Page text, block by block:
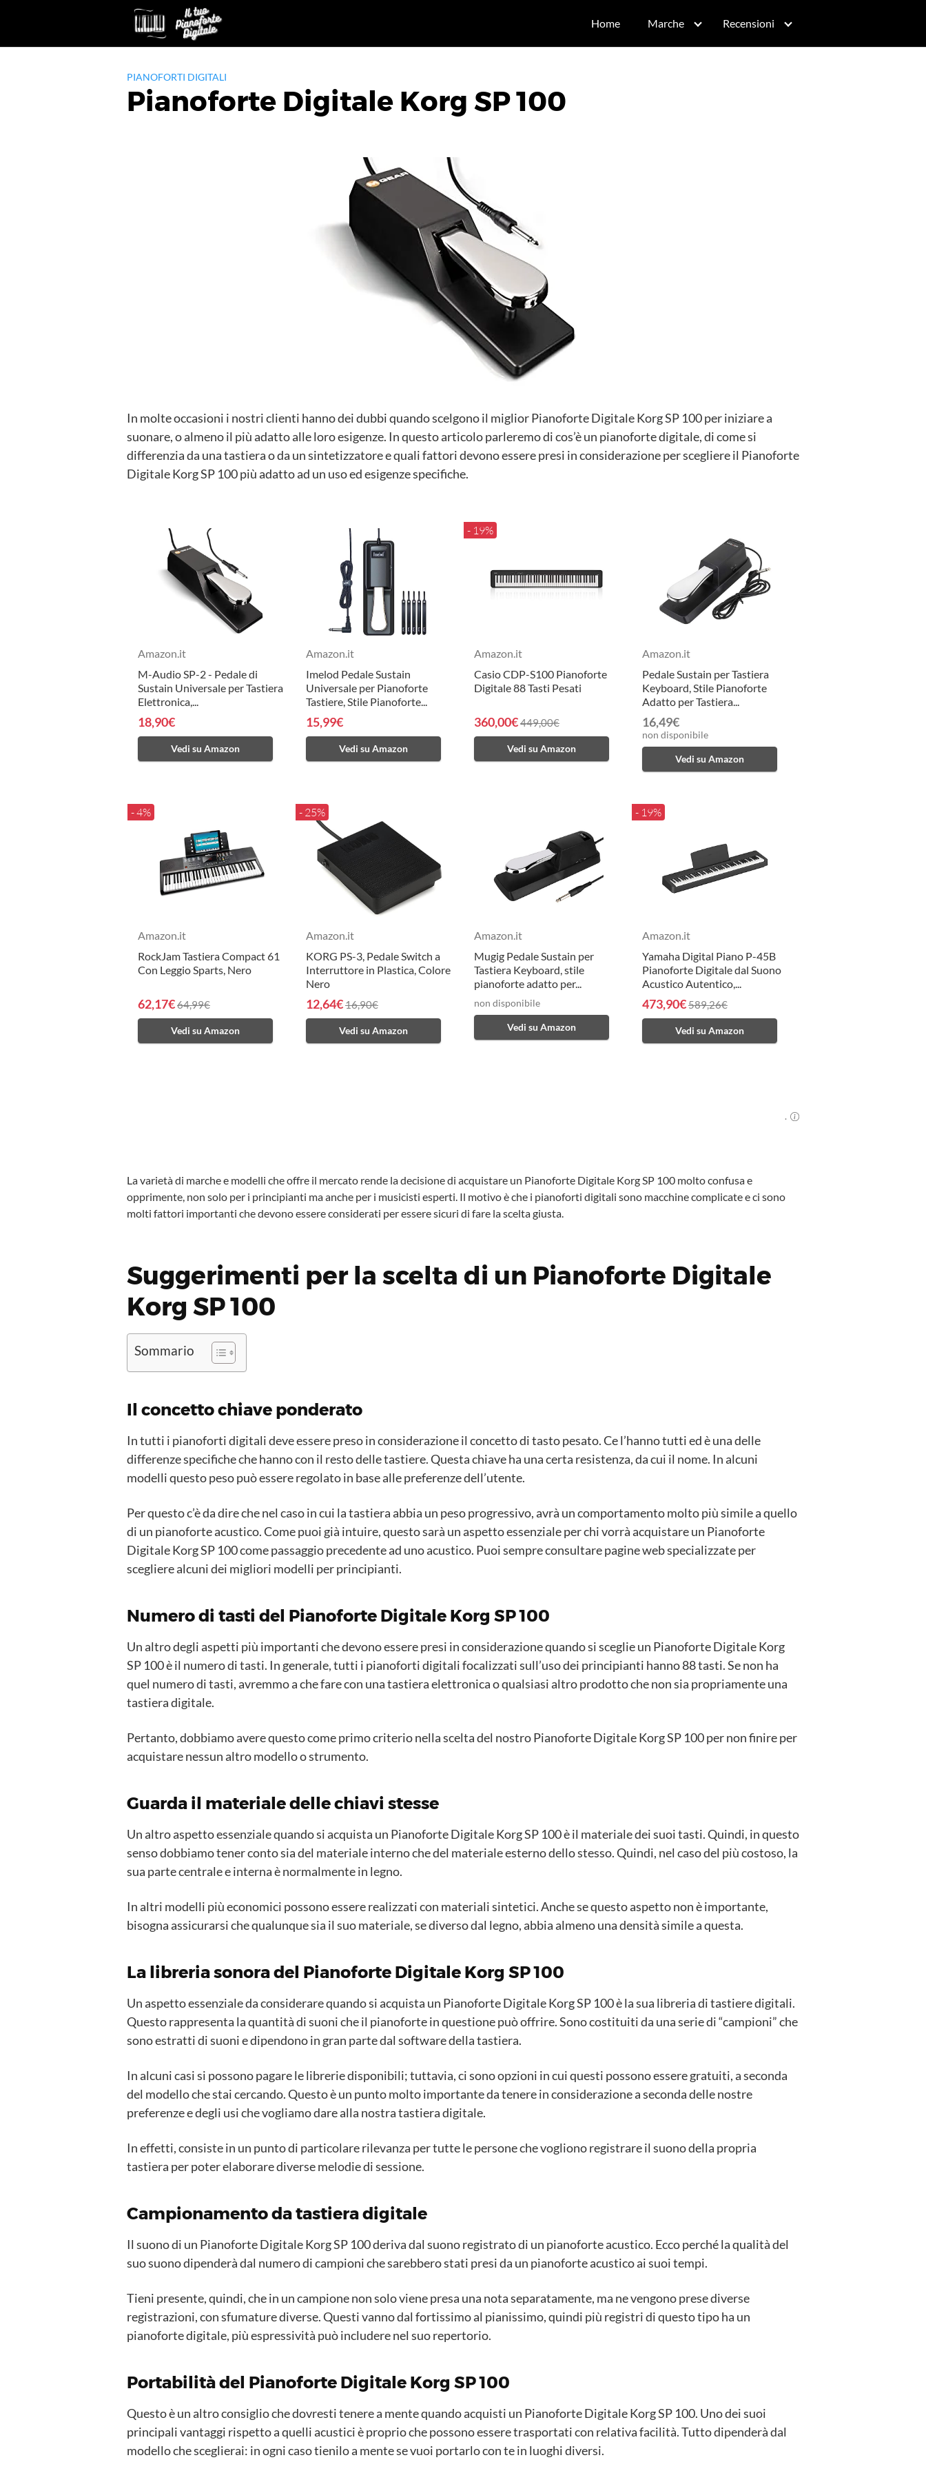
Home Marche Recensioni
PIANOFORTI DIGITALI
Pianoforte Digitale Korg SP 100
In molte occasioni i nostri clienti hanno dei dubbi quando scelgono il miglior Pianoforte Digitale Korg SP 100 per iniziare a
suonare, o almeno il più adatto alle loro esigenze. In questo articolo parleremo di cos’è un pianoforte digitale, di come si
differenzia da una tastiera o da un sintetizzatore e quali fattori devono essere presi in considerazione per scegliere il Pianoforte
Digitale Korg SP 100 più adatto ad un uso ed esigenze specifiche.
Amazon.it
M-Audio SP-2 - Pedale di
Sustain Universale per Tastiera
Elettronica,...
18,90€
Vedi su Amazon
Amazon.it
Imelod Pedale Sustain
Universale per Pianoforte
Tastiere, Stile Pianoforte...
15,99€
Vedi su Amazon
- 19%
Amazon.it
Casio CDP-S100 Pianoforte
Digitale 88 Tasti Pesati
360,00€449,00€
Vedi su Amazon
Amazon.it
Pedale Sustain per Tastiera
Keyboard, Stile Pianoforte
Adatto per Tastiera...
16,49€
non disponibile
Vedi su Amazon
- 4%
Amazon.it
RockJam Tastiera Compact 61
Con Leggio Sparts, Nero
62,17€64,99€
Vedi su Amazon
- 25%
Amazon.it
KORG PS-3, Pedale Switch a
Interruttore in Plastica, Colore
Nero
12,64€16,90€
Vedi su Amazon
Amazon.it
Mugig Pedale Sustain per
Tastiera Keyboard, stile
pianoforte adatto per...
non disponibile
Vedi su Amazon
- 19%
Amazon.it
Yamaha Digital Piano P-45B
Pianoforte Digitale dal Suono
Acustico Autentico,...
473,90€589,26€
Vedi su Amazon
.
La varietà di marche e modelli che offre il mercato rende la decisione di acquistare un Pianoforte Digitale Korg SP 100 molto confusa e
opprimente, non solo per i principianti ma anche per i musicisti esperti. Il motivo è che i pianoforti digitali sono macchine complicate e ci sono
molti fattori importanti che devono essere considerati per essere sicuri di fare la scelta giusta.
Suggerimenti per la scelta di un Pianoforte Digitale
Korg SP 100
Sommario
Il concetto chiave ponderato
In tutti i pianoforti digitali deve essere preso in considerazione il concetto di tasto pesato. Ce l’hanno tutti ed è una delle
differenze specifiche che hanno con il resto delle tastiere. Questa chiave ha una certa resistenza, da cui il nome. In alcuni
modelli questo peso può essere regolato in base alle preferenze dell’utente.
Per questo c’è da dire che nel caso in cui la tastiera abbia un peso progressivo, avrà un comportamento molto più simile a quello
di un pianoforte acustico. Come puoi già intuire, questo sarà un aspetto essenziale per chi vorrà acquistare un Pianoforte
Digitale Korg SP 100 come passaggio precedente ad uno acustico. Puoi sempre consultare pagine web specializzate per
scegliere alcuni dei migliori modelli per principianti.
Numero di tasti del Pianoforte Digitale Korg SP 100
Un altro degli aspetti più importanti che devono essere presi in considerazione quando si sceglie un Pianoforte Digitale Korg
SP 100 è il numero di tasti. In generale, tutti i pianoforti digitali focalizzati sull’uso dei principianti hanno 88 tasti. Se non ha
quel numero di tasti, avremmo a che fare con una tastiera elettronica o qualsiasi altro prodotto che non sia propriamente una
tastiera digitale.
Pertanto, dobbiamo avere questo come primo criterio nella scelta del nostro Pianoforte Digitale Korg SP 100 per non finire per
acquistare nessun altro modello o strumento.
Guarda il materiale delle chiavi stesse
Un altro aspetto essenziale quando si acquista un Pianoforte Digitale Korg SP 100 è il materiale dei suoi tasti. Quindi, in questo
senso dobbiamo tener conto sia del materiale interno che del materiale esterno dello stesso. Quindi, nel caso del più costoso, la
sua parte centrale e interna è normalmente in legno.
In altri modelli più economici possono essere realizzati con materiali sintetici. Anche se questo aspetto non è importante,
bisogna assicurarsi che qualunque sia il suo materiale, se diverso dal legno, abbia almeno una densità simile a questa.
La libreria sonora del Pianoforte Digitale Korg SP 100
Un aspetto essenziale da considerare quando si acquista un Pianoforte Digitale Korg SP 100 è la sua libreria di tastiere digitali.
Questo rappresenta la quantità di suoni che il pianoforte in questione può offrire. Sono costituiti da una serie di “campioni” che
sono estratti di suoni e dipendono in gran parte dal software della tastiera.
In alcuni casi si possono pagare le librerie disponibili; tuttavia, ci sono opzioni in cui questi possono essere gratuiti, a seconda
del modello che stai cercando. Questo è un punto molto importante da tenere in considerazione a seconda delle nostre
preferenze e degli usi che vogliamo dare alla nostra tastiera digitale.
In effetti, consiste in un punto di particolare rilevanza per tutte le persone che vogliono registrare il suono della propria
tastiera per poter elaborare diverse melodie di sessione.
Campionamento da tastiera digitale
Il suono di un Pianoforte Digitale Korg SP 100 deriva dal suono registrato di un pianoforte acustico. Ecco perché la qualità del
suo suono dipenderà dal numero di campioni che sarebbero stati presi da un pianoforte acustico ai suoi tempi.
Tieni presente, quindi, che in un campione non solo viene presa una nota separatamente, ma ne vengono prese diverse
registrazioni, con sfumature diverse. Questi vanno dal fortissimo al pianissimo, quindi più registri di questo tipo ha un
pianoforte digitale, più espressività può includere nel suo repertorio.
Portabilità del Pianoforte Digitale Korg SP 100
Questo è un altro consiglio che dovresti tenere a mente quando acquisti un Pianoforte Digitale Korg SP 100. Uno dei suoi
principali vantaggi rispetto a quelli acustici è proprio che possono essere trasportati con relativa facilità. Tutto dipenderà dal
modello che sceglierai: in ogni caso tienilo a mente se vuoi portarlo con te in luoghi diversi.